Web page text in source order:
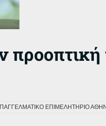
προοπτική
ΕΠΙΜΕΛΗΤΗΡΙΟ